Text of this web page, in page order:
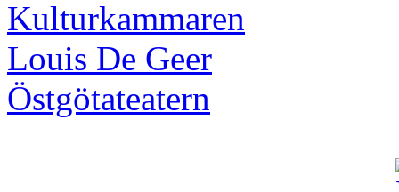
Kulturkammaren
Louis De Geer
Östgötateatern